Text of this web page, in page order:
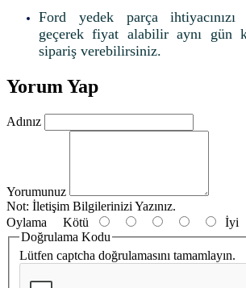
Ford yedek parça
geçerek fiyat alabilir aynı gün
sipariş verebilirsiniz.
Yorum Yap
Adınız
Yorumunuz
Not: İletişim Bilgilerinizi Yazınız.
Oylama Kötü
İyi
Doğrulama Kodu
Lütfen captcha doğrulamasını tamamlayın.